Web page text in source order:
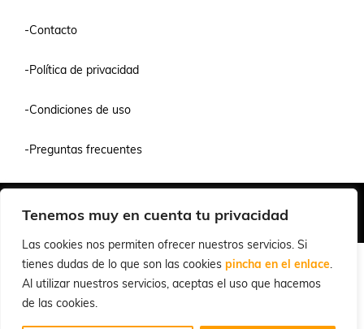
Tenemos muy en cuenta tu privacidad
Las cookies nos permiten ofrecer nuestros servicios. Si
tienes dudas de lo que son las cookies pincha en el enlace.
Al utilizar nuestros servicios, aceptas el uso que hacemos
de las cookies.
-Contacto
-Política de privacidad
-Condiciones de uso
-Preguntas frecuentes
© 2026 Cuchillalia.com